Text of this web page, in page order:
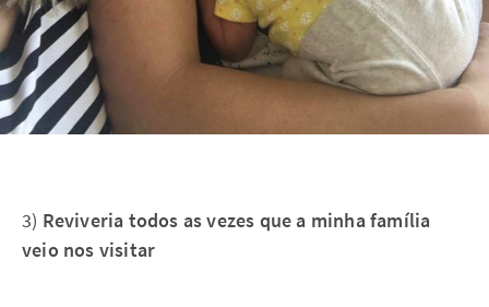
3) Reviveria todos as vezes que a minha família
veio nos visitar